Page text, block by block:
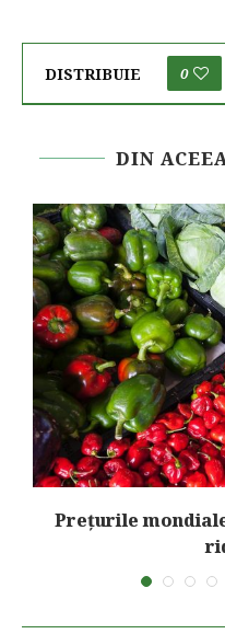
DISTRIBUIE 0
DIN
Prețurile